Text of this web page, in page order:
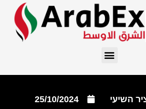
השיעי 25/10/2024